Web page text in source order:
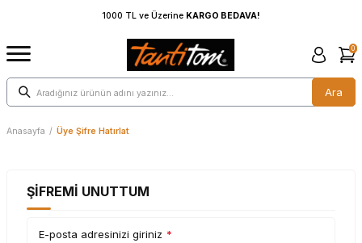
1000 TL ve Üzerine KARGO BEDAVA!
Ara
0
Anasayfa / Üye Şifre Hatırlat
ŞIFREMI UNUTTUM
E-posta adresinizi giriniz *